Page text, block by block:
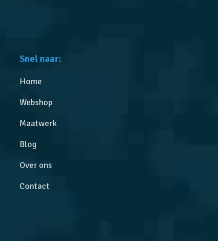
Snel naar:
Home
Webshop
Maatwerk
Blog
Over ons
Contact